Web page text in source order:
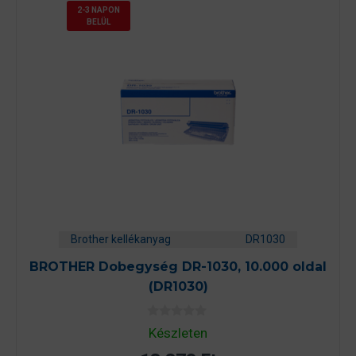
2-3 NAPON
BELÜL
Brother kellékanyag DR1030
BROTHER Dobegység DR-1030, 10.000 oldal
(DR1030)
0
aKészleten